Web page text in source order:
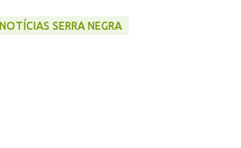
NOTÍCIAS SERRA NEGRA